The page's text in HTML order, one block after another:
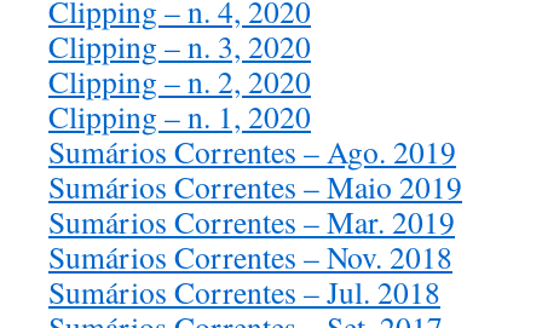
Clipping – n. 4, 2020
Clipping – n. 3, 2020
Clipping – n. 2, 2020
Clipping – n. 1, 2020
Sumários Correntes – Ago. 2019
Sumários Correntes – Maio 2019
Sumários Correntes – Mar. 2019
Sumários Correntes – Nov. 2018
Sumários Correntes – Jul. 2018